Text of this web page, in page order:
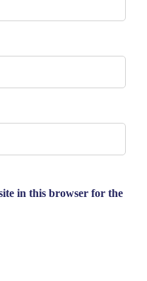
in this browser for the